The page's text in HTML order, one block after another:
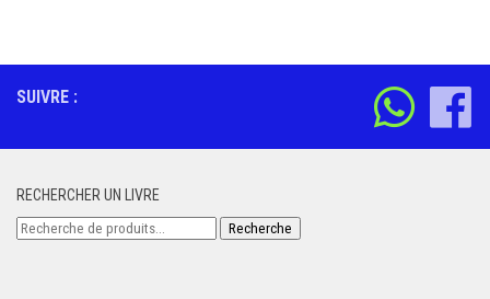
SUIVRE :
RECHERCHER UN LIVRE
Recherche
Recherche